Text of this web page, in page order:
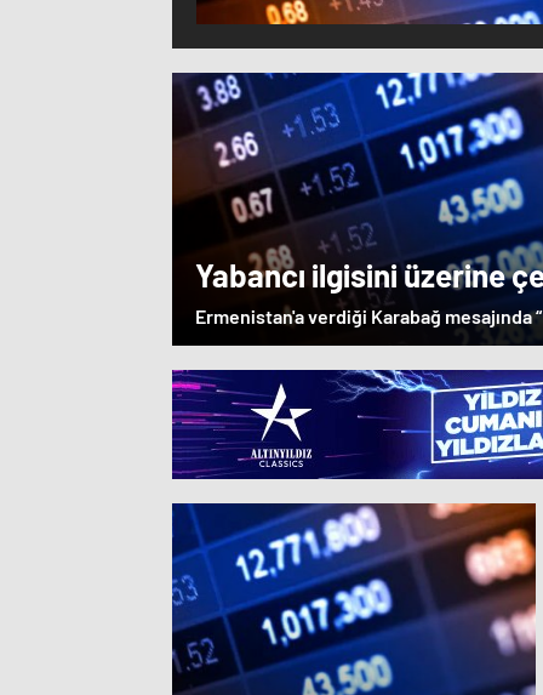
Yabancı ilgisini üzerine
Ermenistan'a verdiği Karabağ mesajında
çevresindeki bölgeler Azerbaycan
parçasıdır” dedi. İstifa çağrılarını kabul
Dağlık karabağ'ın sözde lideri Arayik
Ermenistan'a verdiği desteği saklamayan
Macron ise dikkat çeken bir ziyaret